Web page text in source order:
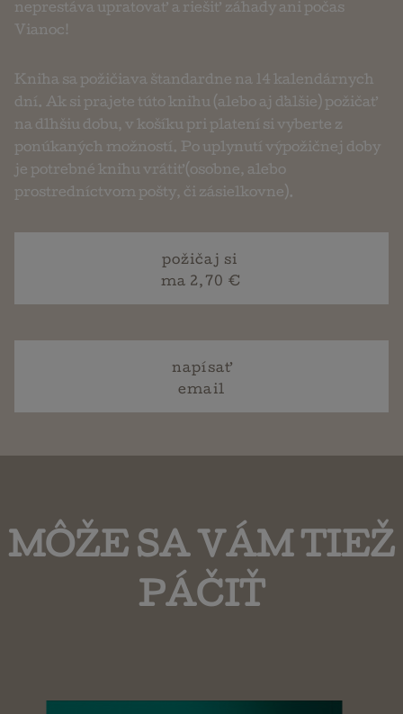
neprestáva upratovať a riešiť záhady ani počas
Vianoc!
Kniha sa požičiava štandardne na 14 kalendárnych
dní. Ak si prajete túto knihu (alebo aj ďalšie) požičať
na dlhšiu dobu, v košíku pri platení si vyberte z
ponúkaných možností. Po uplynutí výpožičnej doby
je potrebné knihu vrátiť (osobne, alebo
prostredníctvom pošty, či zásielkovne).
požičaj si
ma 2,70 €
napísať
email
MÔŽE SA VÁM TIEŽ
PÁČIŤ